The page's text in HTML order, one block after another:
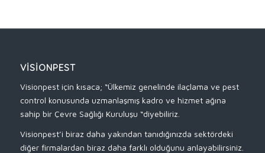
VISIONPEST
Visionpest için kısaca; “Ülkemiz genelinde ilaçlama ve pest
control konusunda uzmanlaşmış kadro ve hizmet ağına
sahip bir Çevre Sağlığı Kuruluşu “diyebiliriz.
Visionpest’i biraz daha yakından tanıdığınızda sektördeki
diğer firmalardan biraz daha farklı olduğunu anlayabilirsiniz.